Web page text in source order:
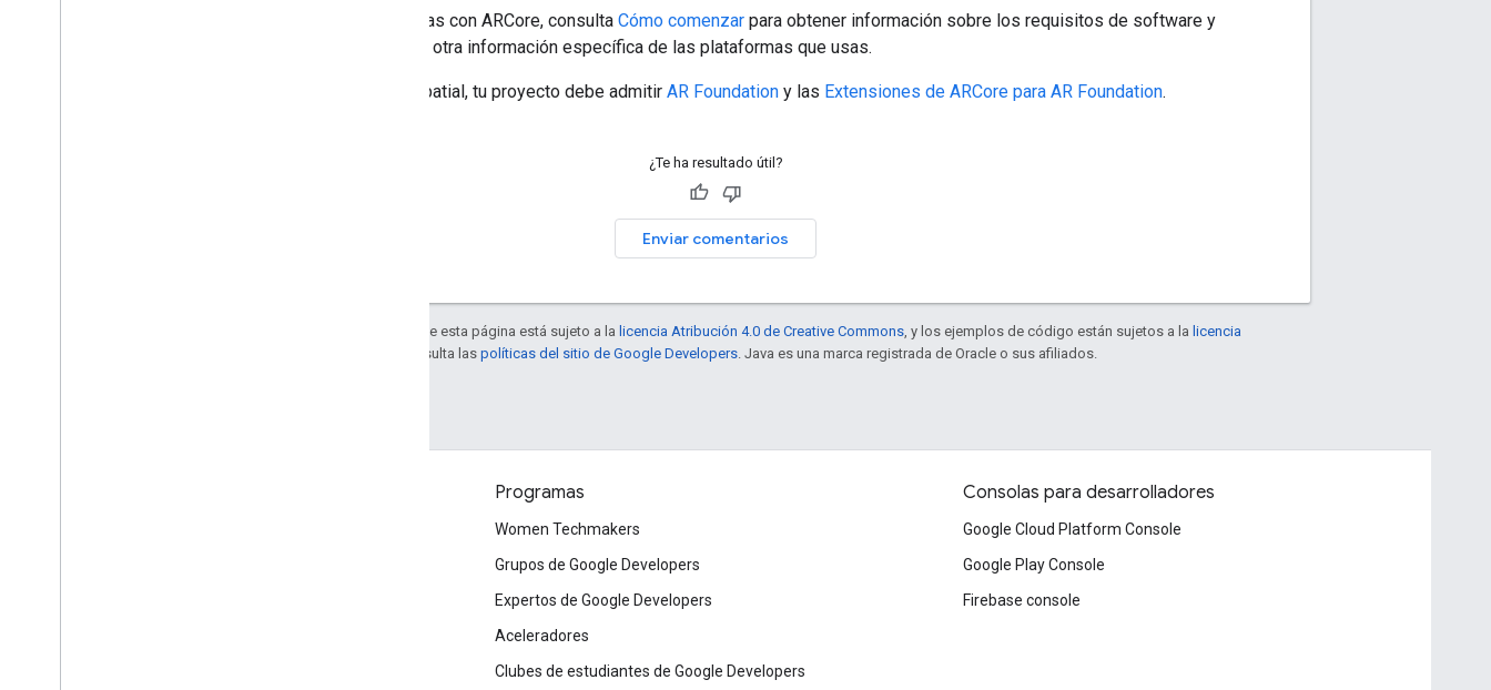
Si es la primera vez que desarrollas con ARCore, consulta Cómo comenzar para obtener información sobre los requisitos de software y
hardware, los requisitos previos y otra información específica de las plataformas que usas.
Para usar la API de ARCore Geospatial, tu proyecto debe admitir AR Foundation y las Extensiones de ARCore para AR Foundation.
¿Te ha resultado útil?
Enviar comentarios
Salvo que se indique lo contrario, el contenido de esta página está sujeto a la licencia Atribución 4.0 de Creative Commons , y los ejemplos de código están sujetos a la licencia
. Para obtener más información, consulta las políticas del sitio de Google Developers . Java es una marca registrada de Oracle o sus afiliados.
Programas
Women Techmakers
Grupos de Google Developers
Expertos de Google Developers
Aceleradores
Clubes de estudiantes de Google Developers
Consolas para desarrolladores
Google Cloud Platform Console
Google Play Console
Firebase console